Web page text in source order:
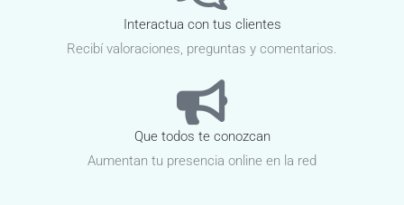
Interactua con tus clientes
Recibí valoraciones, preguntas y comentarios.
Que todos te conozcan
Aumentan tu presencia online en la red